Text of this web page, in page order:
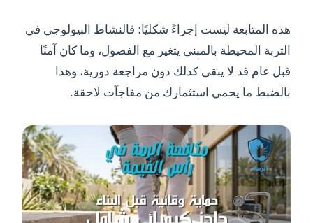
هذه المتابعة ليست إجراءً شكليًا؛ فالنشاط البيولوجي في
التربة المحيطة بالمبنى يتغير مع الفصول، وما كان آمنًا
قبل عام قد لا يبقى كذلك دون مراجعة دورية، وهذا
بالضبط ما يحمي استثمارك من مفاجآت لاحقة.